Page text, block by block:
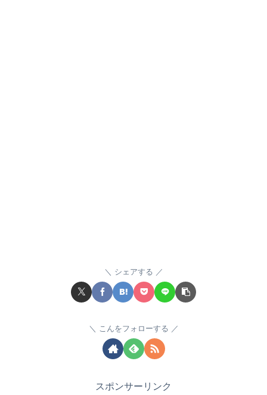
シェアする
こんをフォローする
スポンサーリンク